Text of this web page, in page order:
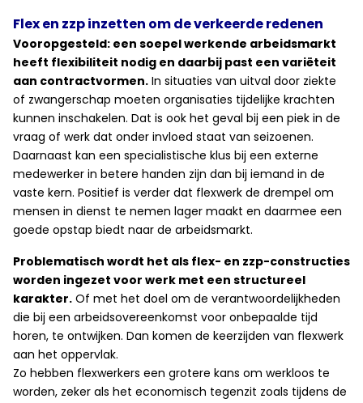
Flex en zzp inzetten om de verkeerde redenen
Vooropgesteld: een soepel werkende arbeidsmarkt
heeft flexibiliteit nodig en daarbij past een variëteit
aan contractvormen. In situaties van uitval door ziekte
of zwangerschap moeten organisaties tijdelijke krachten
kunnen inschakelen. Dat is ook het geval bij een piek in de
vraag of werk dat onder invloed staat van seizoenen.
Daarnaast kan een specialistische klus bij een externe
medewerker in betere handen zijn dan bij iemand in de
vaste kern. Positief is verder dat flexwerk de drempel om
mensen in dienst te nemen lager maakt en daarmee een
goede opstap biedt naar de arbeidsmarkt.
Problematisch wordt het als flex- en zzp-constructies
worden ingezet voor werk met een structureel
karakter. Of met het doel om de verantwoordelijkheden
die bij een arbeidsovereenkomst voor onbepaalde tijd
horen, te ontwijken. Dan komen de keerzijden van flexwerk
aan het oppervlak.
Zo hebben flexwerkers een grotere kans om werkloos te
worden, zeker als het economisch tegenzit zoals tijdens de